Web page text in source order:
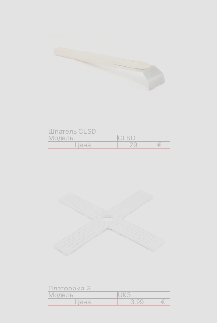
Шпатель CLSD
Модель
CLSD
Цена
29 €
Платформа 3
Модель
UK3
Цена
3.99 €